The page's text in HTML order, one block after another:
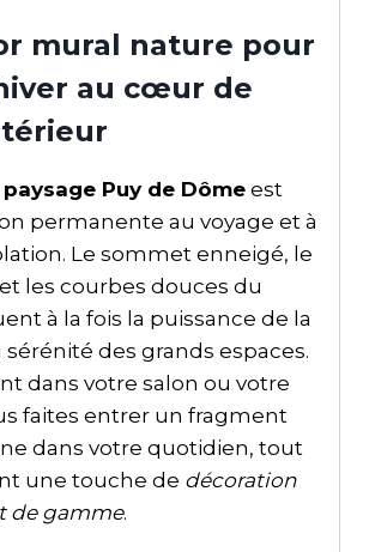
mural nature pour
au cœur de
Puy de Dôme est
permanente au voyage et à
Le sommet enneigé, le
les courbes douces du
à la fois la puissance de la
des grands espaces.
dans votre salon ou votre
faites entrer un fragment
dans votre quotidien, tout
une touche de décoration
de gamme.